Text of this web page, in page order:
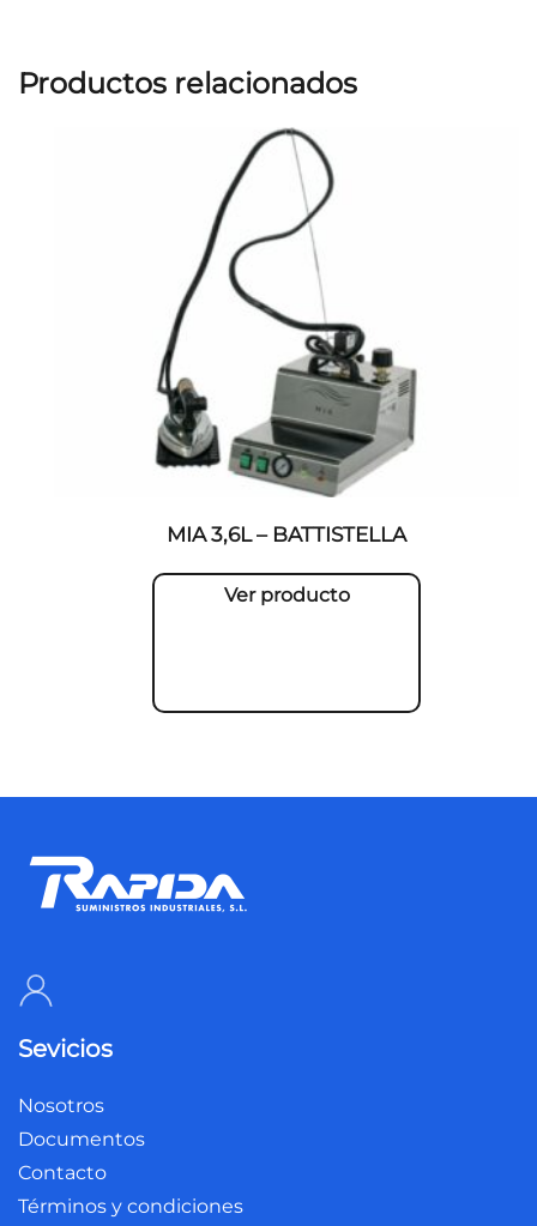
Productos relacionados
MIA 3,6L – BATTISTELLA
Ver producto
Sevicios
Nosotros
Documentos
Contacto
Términos y condiciones